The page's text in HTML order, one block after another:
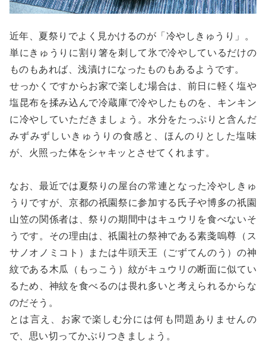
近年、夏祭りでよく見かけるのが「冷やしきゅうり」。
単にきゅうりに割り箸を刺して氷で冷やしているだけの
ものもあれば、浅漬けになったものもあるようです。
せっかくですからお家で楽しむ場合は、前日に軽く塩や
塩昆布を揉み込んで冷蔵庫で冷やしたものを、キンキン
に冷やしていただきましょう。水分をたっぷりと含んだ
みずみずしいきゅうりの食感と、ほんのりとした塩味
が、火照った体をシャキッとさせてくれます。
なお、最近では夏祭りの屋台の常連となった冷やしきゅ
うりですが、京都の祇園祭に参加する氏子や博多の祇園
山笠の関係者は、祭りの期間中はキュウリを食べないそ
うです。その理由は、祇園社の祭神である素戔嗚尊（ス
サノオノミコト）または牛頭天王（ごずてんのう）の神
紋である木瓜（もっこう）紋がキュウリの断面に似てい
るため、神紋を食べるのは畏れ多いと考えられるからな
のだそう。
とは言え、お家で楽しむ分には何も問題ありませんの
で、思い切ってかぶりつきましょう。